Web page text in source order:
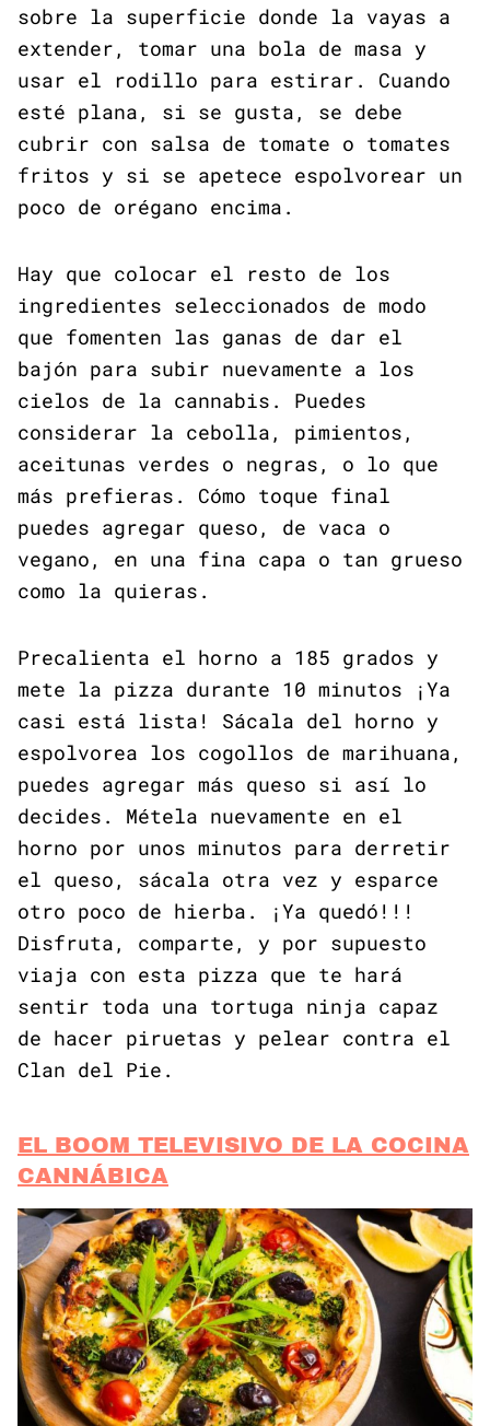
sobre la superficie donde la vayas a
extender, tomar una bola de masa y
usar el rodillo para estirar. Cuando
esté plana, si se gusta, se debe
cubrir con salsa de tomate o tomates
fritos y si se apetece espolvorear un
poco de orégano encima.
Hay que colocar el resto de los
ingredientes seleccionados de modo
que fomenten las ganas de dar el
bajón para subir nuevamente a los
cielos de la cannabis. Puedes
considerar la cebolla, pimientos,
aceitunas verdes o negras, o lo que
más prefieras. Cómo toque final
puedes agregar queso, de vaca o
vegano, en una fina capa o tan grueso
como la quieras.
Precalienta el horno a 185 grados y
mete la pizza durante 10 minutos ¡Ya
casi está lista! Sácala del horno y
espolvorea los cogollos de marihuana,
puedes agregar más queso si así lo
decides. Métela nuevamente en el
horno por unos minutos para derretir
el queso, sácala otra vez y esparce
otro poco de hierba. ¡Ya quedó!!!
Disfruta, comparte, y por supuesto
viaja con esta pizza que te hará
sentir toda una tortuga ninja capaz
de hacer piruetas y pelear contra el
Clan del Pie.
EL BOOM TELEVISIVO DE LA COCINA
CANNÁBICA